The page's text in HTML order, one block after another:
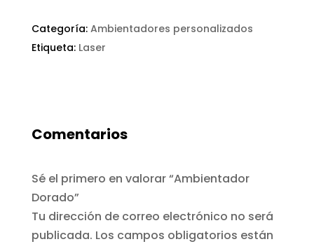
Categoría: Ambientadores personalizados
Etiqueta: Laser
Comentarios
Sé el primero en valorar “Ambientador
Dorado”
Tu dirección de correo electrónico no será
publicada. Los campos obligatorios están